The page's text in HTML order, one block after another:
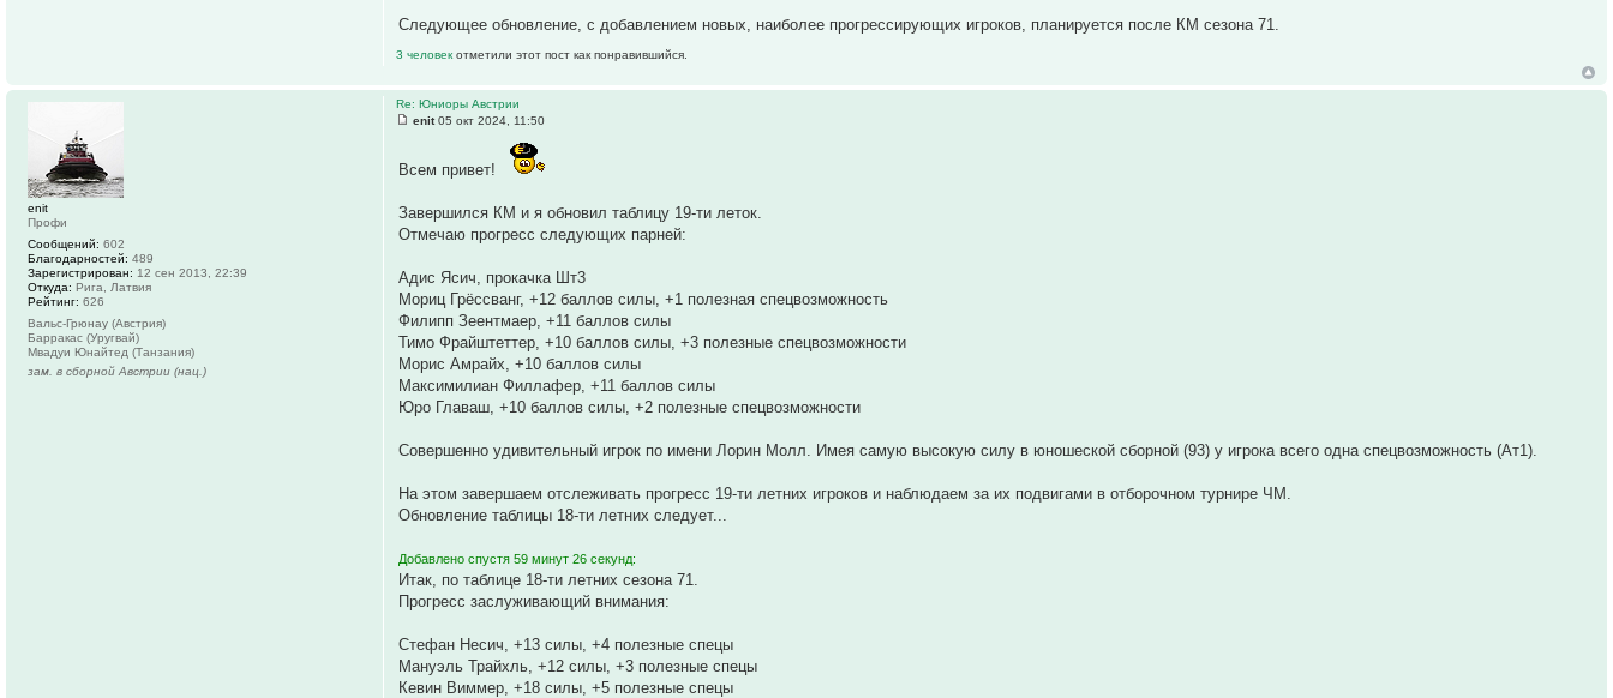
Следующее обновление, с добавлением новых, наиболее прогрессирующих игроков, планируется после КМ сезона 71.
3 человекотметили этот пост как понравившийся.
Re: Юниоры Австрии
enit05 окт 2024, 11:50
Всем привет!
Завершился КМ и я обновил таблицу 19-ти леток.
Отмечаю прогресс следующих парней:
Адис Ясич, прокачка Шт3
Мориц Грёссванг, +12 баллов силы, +1 полезная спецвозможность
Филипп Зеентмаер, +11 баллов силы
Тимо Фрайштеттер, +10 баллов силы, +3 полезные спецвозможности
Морис Амрайх, +10 баллов силы
Максимилиан Филлафер, +11 баллов силы
Юро Главаш, +10 баллов силы, +2 полезные спецвозможности
Совершенно удивительный игрок по имени Лорин Молл. Имея самую высокую силу в юношеской сборной (93) у игрока всего одна спецвозможность (Ат1).
На этом завершаем отслеживать прогресс 19-ти летних игроков и наблюдаем за их подвигами в отборочном турнире ЧМ.
Обновление таблицы 18-ти летних следует...
Добавлено спустя 59 минут 26 секунд:
Итак, по таблице 18-ти летних сезона 71.
Прогресс заслуживающий внимания:
Стефан Несич, +13 силы, +4 полезные спецы
Мануэль Трайхль, +12 силы, +3 полезные спецы
Кевин Виммер, +18 силы, +5 полезные спецы
enit
Профи
Сообщений: 602
Благодарностей: 489
Зарегистрирован: 12 сен 2013, 22:39
Откуда: Рига, Латвия
Рейтинг: 626
Вальс-Грюнау (Австрия)
Барракас (Уругвай)
Мвадуи Юнайтед (Танзания)
зам. в сборной Австрии (нац.)